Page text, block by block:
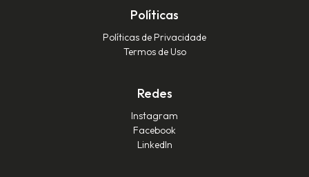
Políticas
Políticas de Privacidade
Termos de Uso
Redes
Instagram
Facebook
LinkedIn